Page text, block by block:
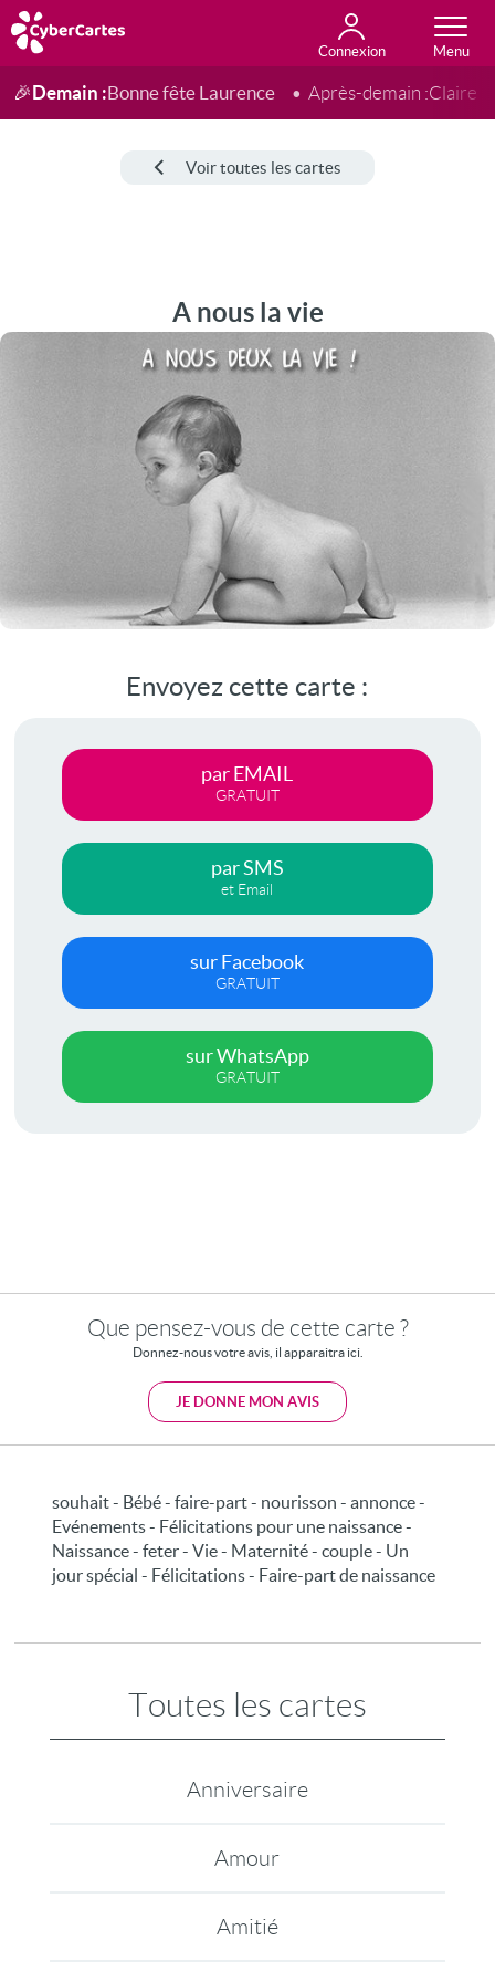
Connexion
Anniversaire
Fête du jour
Amour
Amitié
Merci
Toutes les cartes
🎉Demain :Bonne fête Laurence Après-demain :Claire
Voir toutes les cartes
A nous la vie
Envoyez cette carte :
par EMAIL
GRATUIT
par SMS
et Email
sur Facebook
GRATUIT
sur WhatsApp
GRATUIT
Que pensez-vous de cette carte ?
Donnez-nous votre avis, il apparaitra ici.
JE DONNE MON AVIS
souhait - Bébé - faire-part - nourisson - annonce -
Evénements - Félicitations pour une naissance -
Naissance - feter - Vie - Maternité - couple - Un
jour spécial - Félicitations - Faire-part de naissance
Toutes les cartes
Anniversaire
Amour
Amitié